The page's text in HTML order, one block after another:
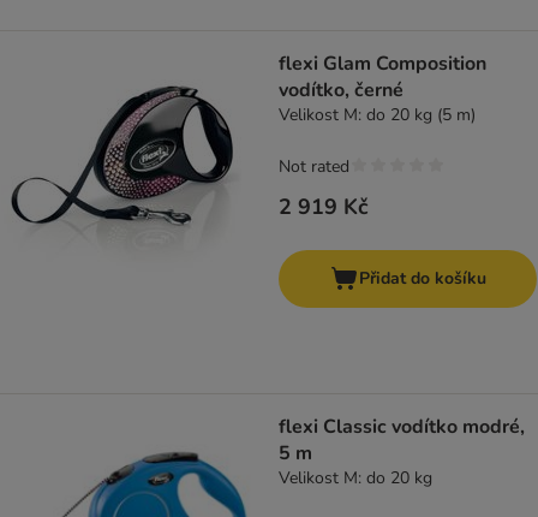
flexi Glam Composition
vodítko, černé
Velikost M: do 20 kg (5 m)
2 919 Kč
Not rated
Přidat do košíku
flexi Classic vodítko modré,
5 m
Velikost M: do 20 kg